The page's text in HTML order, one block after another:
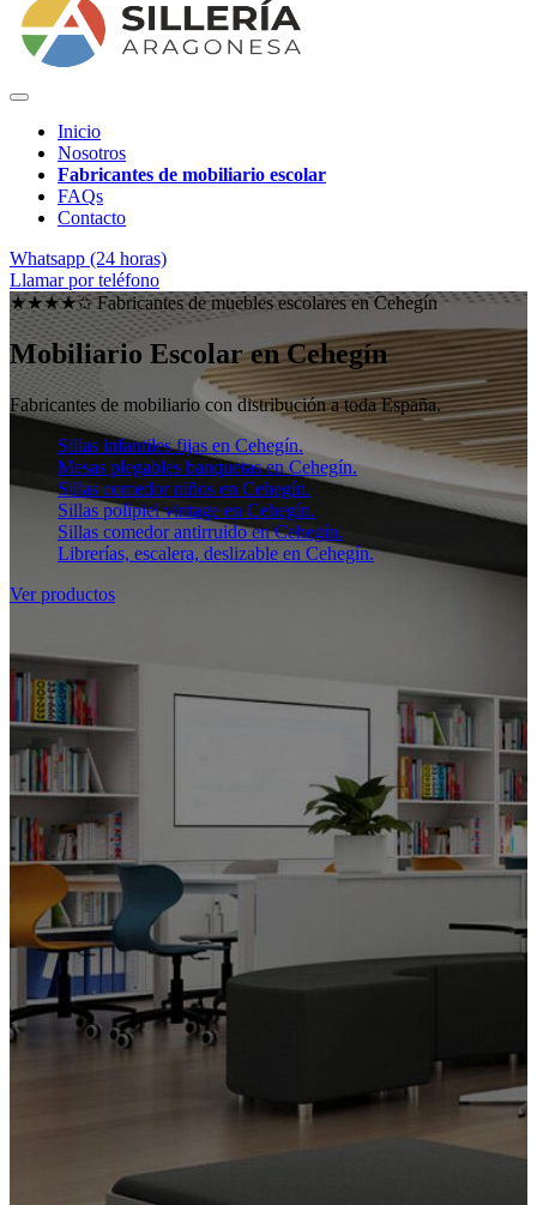
Inicio
Nosotros
Fabricantes de mobiliario escolar
FAQs
Contacto
Whatsapp (24 horas)
Llamar por teléfono
★★★★✩ Fabricantes de muebles escolares enCehegín
Mobiliario Escolar en Cehegín
Fabricantes de mobiliario con distribución a toda España.
Sillas infantiles fijas en Cehegín.
Mesas plegables banquetas en Cehegín.
Sillas comedor niños en Cehegín.
Sillas polipiel vintage en Cehegín.
Sillas comedor antirruido en Cehegín.
Librerías, escalera, deslizable en Cehegín.
Ver productos